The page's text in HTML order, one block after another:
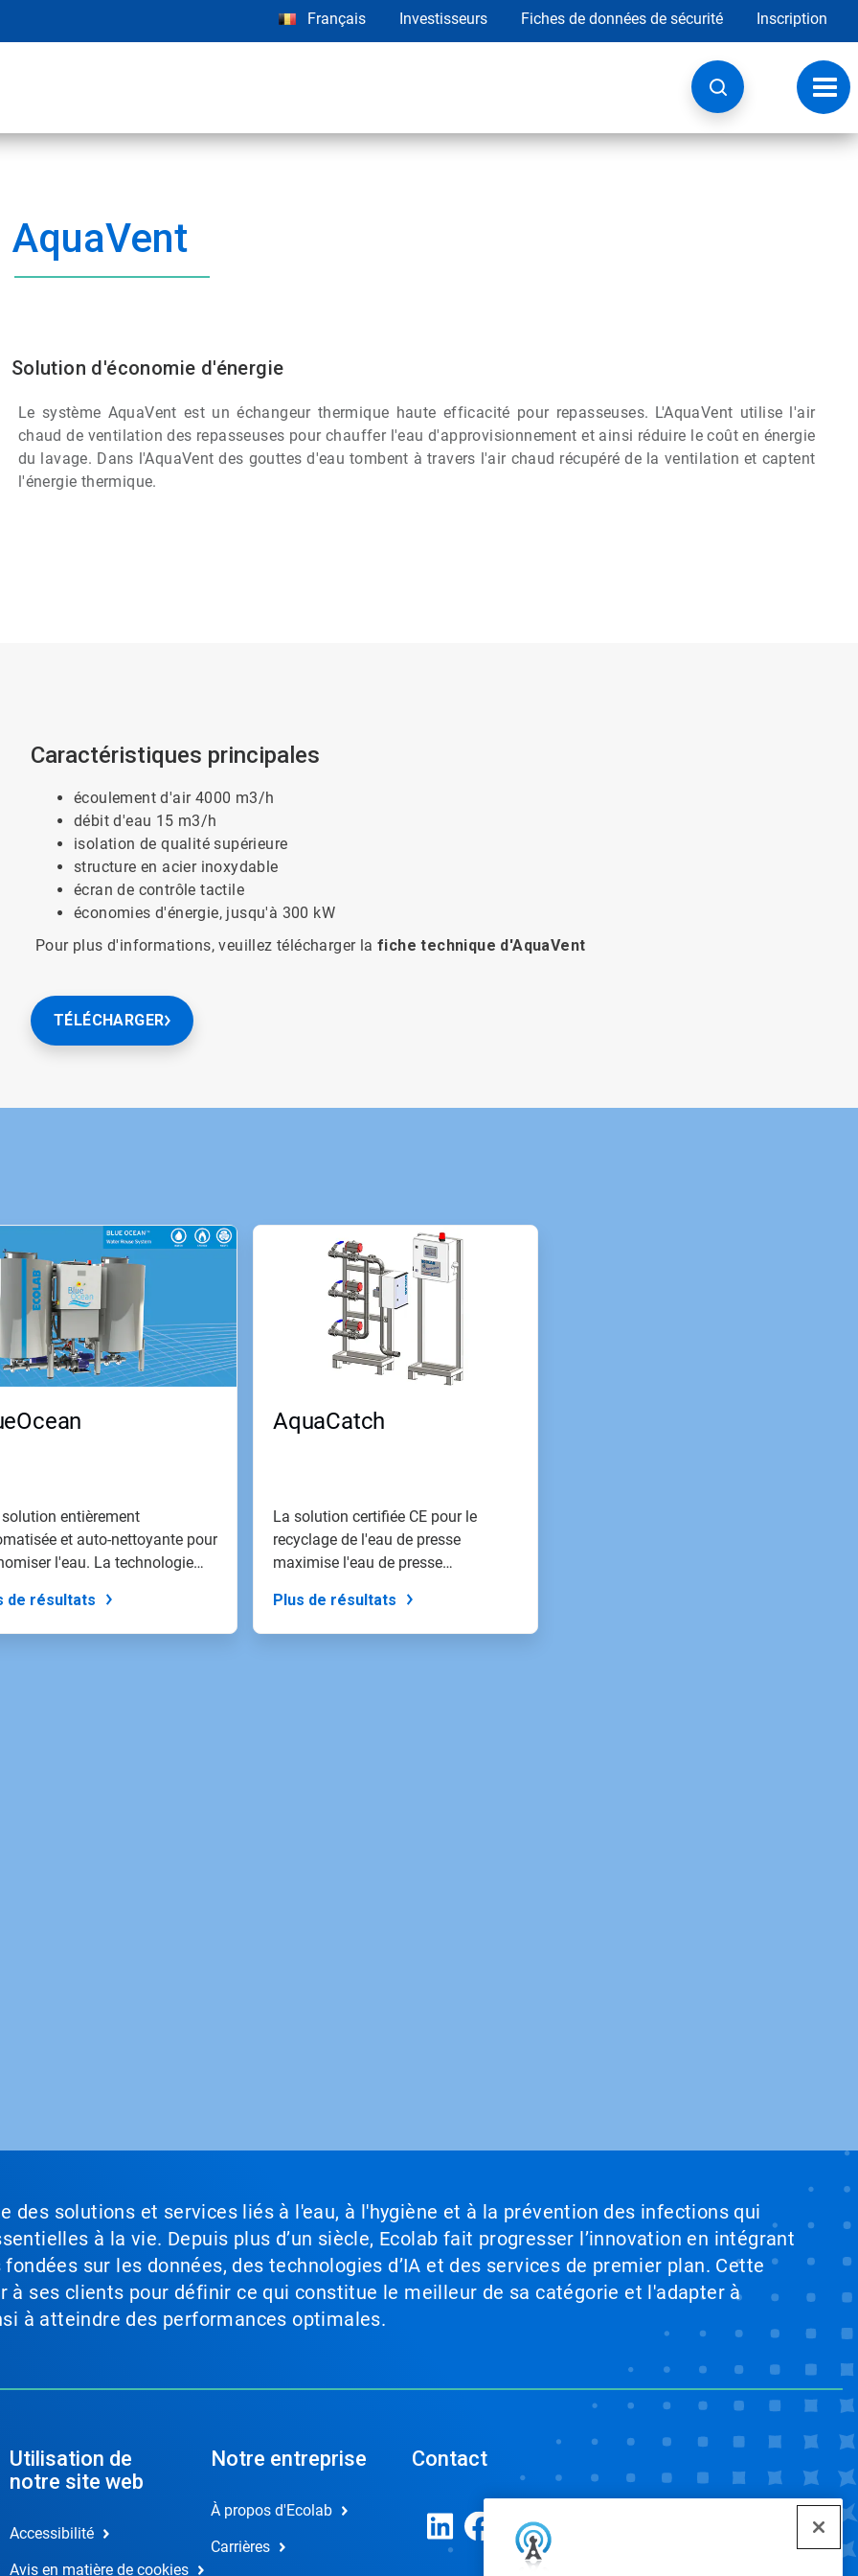
Français Investisseurs Fiches de données de sécurité Inscription
la
AquaVent
Solution d'économie d'énergie
Le système AquaVent est un échangeur thermique haute efficacité pour repasseuses. L'AquaVent utilise l'air
chaud de ventilation des repasseuses pour chauffer l'eau d'approvisionnement et ainsi réduire le coût en énergie
du lavage. Dans l'AquaVent des gouttes d'eau tombent à travers l'air chaud récupéré de la ventilation et captent
l'énergie thermique.
Caractéristiques principales
écoulement d'air 4000 m3/h
débit d'eau 15 m3/h
isolation de qualité supérieure
structure en acier inoxydable
écran de contrôle tactile
économies d'énergie, jusqu'à 300 kW
Pour plus d'informations, veuillez télécharger la fiche technique d'AquaVent
TÉLÉCHARGER
solution entièrement
et auto-nettoyante pour
l'eau. La technologie
de résultats
AquaCatch
La solution certifiée CE pour le
recyclage de l'eau de presse
maximise l'eau de presse
Plus de résultats
des solutions et services liés à l'eau, à l'hygiène et à la prévention des infections qui
à la vie. Depuis plus d’un siècle, Ecolab fait progresser l’innovation en intégrant
sur les données, des technologies d’IA et des services de premier plan. Cette
à ses clients pour définir ce qui constitue le meilleur de sa catégorie et l'adapter à
à atteindre des performances optimales.
Utilisation de
notre site web
Accessibilité
Avis en matière de cookies
Notre entreprise
À propos d'Ecolab
Carrières
Contact